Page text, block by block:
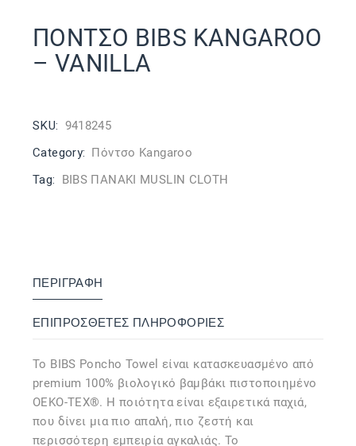
ΠΟΝΤΣΟ BIBS KANGAROO
– VANILLA
SKU: 9418245
Category: Πόντσο Kangaroo
Tag: BIBS ΠΑΝΑΚΙ MUSLIN CLOTH
ΠΕΡΙΓΡΑΦΉ
ΕΠΙΠΡΌΣΘΕΤΕΣ ΠΛΗΡΟΦΟΡΊΕΣ
Το BIBS Poncho Towel είναι κατασκευασμένο από
premium 100% βιολογικό βαμβάκι πιστοποιημένο
OEKO-TEX®. Η ποιότητα είναι εξαιρετικά παχιά,
που δίνει μια πιο απαλή, πιο ζεστή και
περισσότερη εμπειρία αγκαλιάς. Το